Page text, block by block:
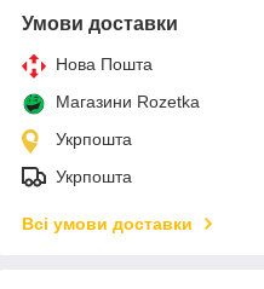
Умови доставки
Нова Пошта
Магазини Rozetka
Укрпошта
Укрпошта
Всі умови доставки